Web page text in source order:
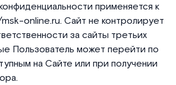
применяется к
online.ru. Сайт не контролирует
за сайты третьих
Пользователь может перейти по
на Сайте или при получении